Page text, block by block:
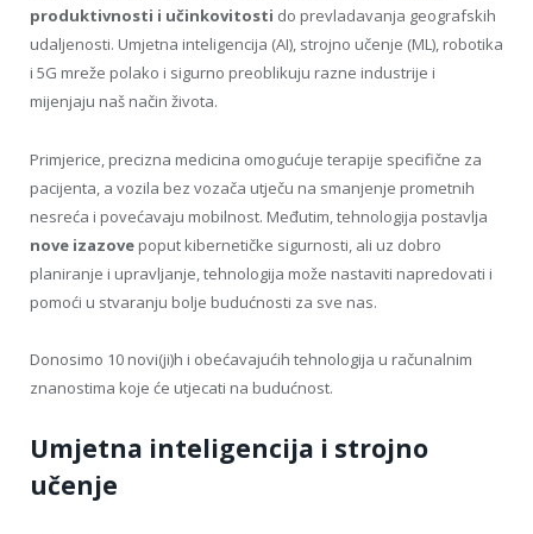
produktivnosti i učinkovitosti do prevladavanja geografskih
udaljenosti. Umjetna inteligencija (AI), strojno učenje (ML), robotika
i 5G mreže polako i sigurno preoblikuju razne industrije i
mijenjaju naš način života.
Primjerice, precizna medicina omogućuje terapije specifične za
pacijenta, a vozila bez vozača utječu na smanjenje prometnih
nesreća i povećavaju mobilnost. Međutim, tehnologija postavlja
nove izazove poput kibernetičke sigurnosti, ali uz dobro
planiranje i upravljanje, tehnologija može nastaviti napredovati i
pomoći u stvaranju bolje budućnosti za sve nas.
Donosimo 10 novi(ji)h i obećavajućih tehnologija u računalnim
znanostima koje će utjecati na budućnost.
Umjetna inteligencija i strojno
učenje